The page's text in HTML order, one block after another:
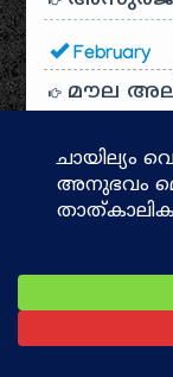
February
മൗല
January
ആന്ധ്ര
ഡാറ്റ